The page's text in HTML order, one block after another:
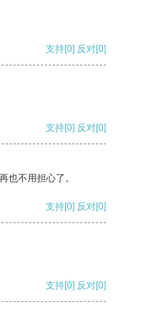
支持[0] 反对[0]
支持[0] 反对[0]
也不用担心了。
支持[0] 反对[0]
支持[0] 反对[0]